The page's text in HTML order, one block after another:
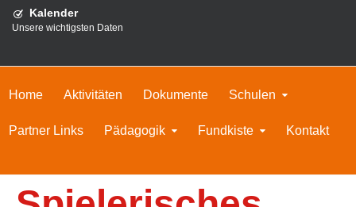
Kalender
Unsere wichtigsten Daten
Home Aktivitäten Dokumente Schulen
Partner Links Pädagogik Fundkiste Kontakt